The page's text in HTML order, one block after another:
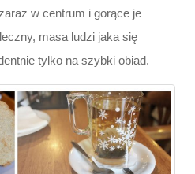
w centrum i gorące je
masa ludzi jaka się
tylko na szybki obiad.